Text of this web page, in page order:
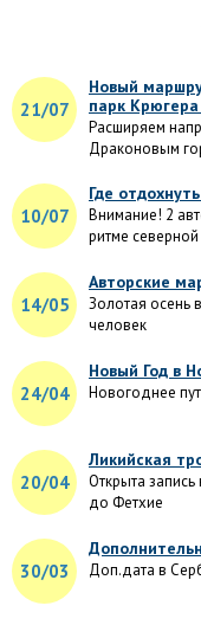
21/07
Новый
парк
Расширяем
Драконовым
10/07
Где
Внимание! 2
ритме
14/05
Авторские
Золотая осень
человек
24/04
Новый Год в
Новогоднее
20/04
Ликийская
Открыта
до Фетхие
30/03 Доп.дата в